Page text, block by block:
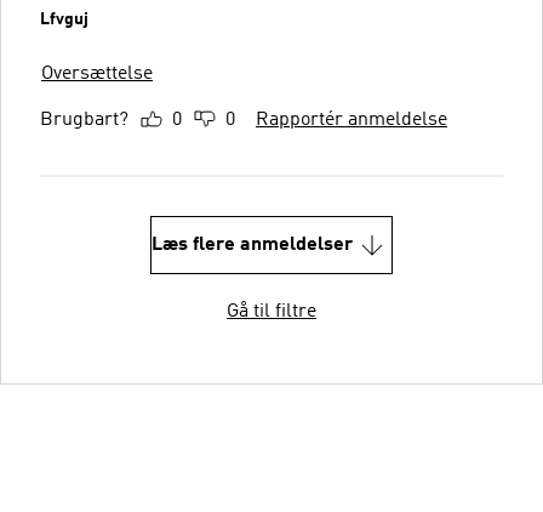
Lfvguj
Oversættelse
Brugbart? 0 0 Rapportér anmeldelse
Læs flere anmeldelser
Gå til filtre